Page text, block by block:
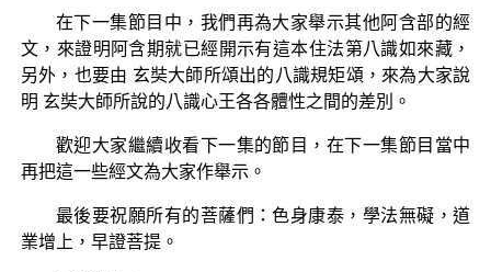
在下一集節目中，我們再為大家舉示其他阿含部的經
文，來證明阿含期就已經開示有這本住法第八識如來藏，
另外，也要由 玄奘大師所頌出的八識規矩頌，來為大家說
明 玄奘大師所說的八識心王各各體性之間的差別。
歡迎大家繼續收看下一集的節目，在下一集節目當中
再把這一些經文為大家作舉示。
最後要祝願所有的菩薩們：色身康泰，學法無礙，道
業增上，早證菩提。